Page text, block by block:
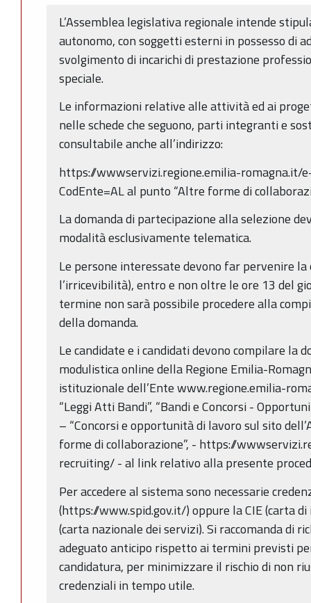
L’Assemblea legislativa regionale intende
autonomo, con soggetti esterni in possesso di
svolgimento di incarichi di prestazione
speciale.
Le informazioni relative alle attività ed ai
nelle schede che seguono, parti integranti e
consultabile anche all’indirizzo:
https://wwwservizi.regione.emilia-romagna.it/
CodEnte=AL al punto “Altre forme di
La domanda di partecipazione alla selezione
modalità esclusivamente telematica.
Le persone interessate devono far pervenire la
l’irricevibilità), entro e non oltre le ore 13 del
termine non sarà possibile procedere alla
della domanda.
Le candidate e i candidati devono compilare la
modulistica online della Regione Emilia-
istituzionale dell’Ente www.regione.emilia-
“Leggi Atti Bandi”, “Bandi e Concorsi -
– “Concorsi e opportunità di lavoro sul sito
forme di collaborazione”, - https://
recruiting/ - al link relativo alla presente
Per accedere al sistema sono necessarie
(https://www.spid.gov.it/) oppure la CIE (carta
(carta nazionale dei servizi). Si raccomanda di
adeguato anticipo rispetto ai termini previsti
candidatura, per minimizzare il rischio di non
credenziali in tempo utile.